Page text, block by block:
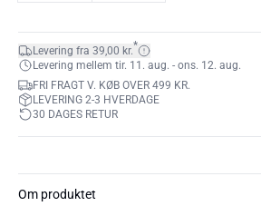
Levering fra 39,00 kr.*
Levering mellem tir. 11. aug. - ons. 12. aug.
FRI FRAGT V. KØB OVER 499 KR.
LEVERING 2-3 HVERDAGE
30 DAGES RETUR
Om produktet